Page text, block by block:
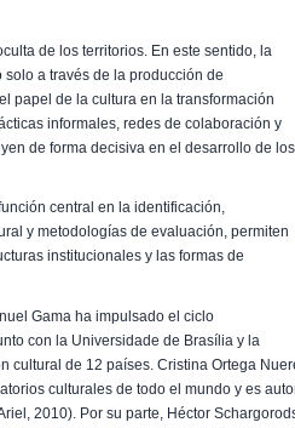
de los territorios. En este sentido, la
a través de la producción de
papel de la cultura en la transformación
informales, redes de colaboración y
de forma decisiva en el desarrollo de los
central en la identificación,
y metodologías de evaluación, permiten
institucionales y las formas de
Gama ha impulsado el ciclo
con la Universidade de Brasília y la
cultural de 12 países. Cristina Ortega
culturales de todo el mundo y es
2010). Por su parte, Héctor